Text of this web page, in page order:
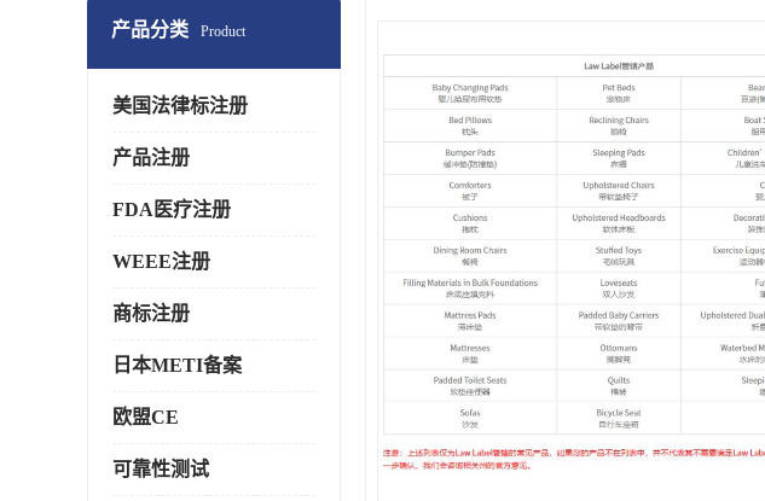
产品分类 Product
美国法律标注册
产品注册
FDA医疗注册
WEEE注册
商标注册
日本METI备案
欧盟CE
可靠性测试